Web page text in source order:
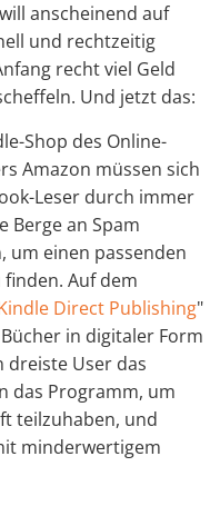
anscheinend auf
und rechtzeitig
recht viel Geld
Und jetzt das:
Shop des Online-
Amazon müssen sich
Leser durch immer
Berge an Spam
um einen passenden
finden. Auf dem
Direct Publishing"
in digitaler Form
User das
das Programm, um
teilzuhaben, und
minderwertigem